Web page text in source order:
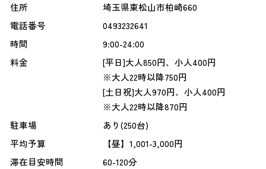
住所
埼玉県東松山市柏崎660
電話番号
0493232641
時間
9:00-24:00
料金
[平日]大人850円、小人400円
※大人22時以降750円
[土日祝]大人970円、小人400円
※大人22時以降870円
駐車場
あり(250台)
平均予算
【昼】1,001-3,000円
滞在目安時間
60-120分